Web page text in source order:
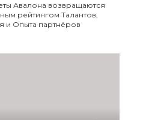
Авалона возвращаются
рейтингом Талантов,
и Опыта партнёров